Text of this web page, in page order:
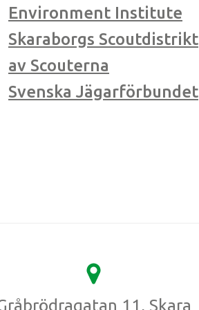
Environment Institute
Skaraborgs Scoutdistrikt
av Scouterna
Svenska Jägarförbundet
11, Skara